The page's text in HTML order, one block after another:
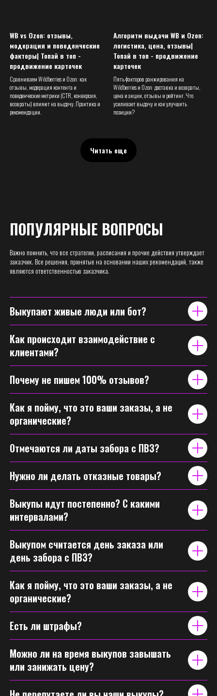
WB vs Ozon: отзывы,
модерация и поведенческие
факторы| Топай в топ -
продвижение карточек
Сравниваем Wildberries и Ozon: как
отзывы, модерация контента и
поведенческие метрики (CTR, конверсия,
возвраты) влияют на выдачу. Практика и
рекомендации.
Алгоритм выдачи WB и Ozon:
логистика, цена, отзывы|
Топай в топ - продвижение
карточек
Пять факторов ранжирования на
Wildberries и Ozon: доставка и возвраты,
цена и акции, отзывы и рейтинг. Что
усиливает выдачу и как улучшить
позиции?
Читать еще
ПОПУЛЯРНЫЕ ВОПРОСЫ
Важно помнить, что все стратегии, расписания и прочие действия утверждает
заказчик. Все решения, принятые на основании наших рекомендаций, также
являются ответственностью заказчика.
Выкупают живые люди или бот?
Как происходит взаимодействие с
клиентами?
Почему не пишем 100% отзывов?
Как я пойму, что это ваши заказы, а не
органические?
Отмечаются ли даты забора с ПВЗ?
Нужно ли делать отказные товары?
Выкупы идут постепенно? С какими
интервалами?
Выкупом считается день заказа или
день забора с ПВЗ?
Как я пойму, что это ваши заказы, а не
органические?
Есть ли штрафы?
Можно ли на время выкупов завышать
или занижать цену?